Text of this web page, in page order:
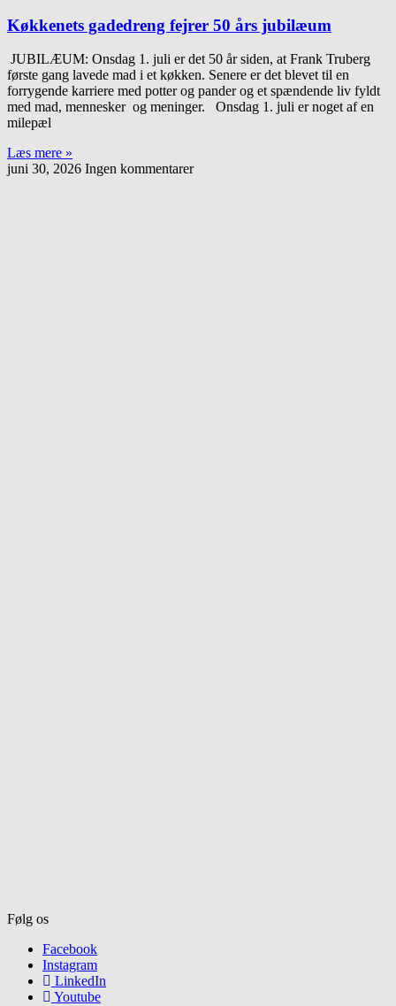
Køkkenets gadedreng fejrer 50 års jubilæum
JUBILÆUM: Onsdag 1. juli er det 50 år siden, at Frank Truberg
første gang lavede mad i et køkken. Senere er det blevet til en
forrygende karriere med potter og pander og et spændende liv fyldt
med mad, mennesker og meninger. Onsdag 1. juli er noget af en
milepæl
Læs mere »
juni 30, 2026 Ingen kommentarer
Følg os
Facebook
Instagram
LinkedIn
Youtube